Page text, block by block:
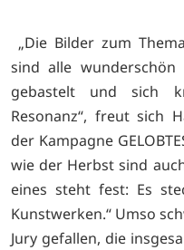
„Die Bilder zum
sind alle
gebastelt und sich
Resonanz“, freut sich
der Kampagne
wie der Herbst sind
eines steht fest: Es
Kunstwerken.“ Umso
Jury gefallen, die